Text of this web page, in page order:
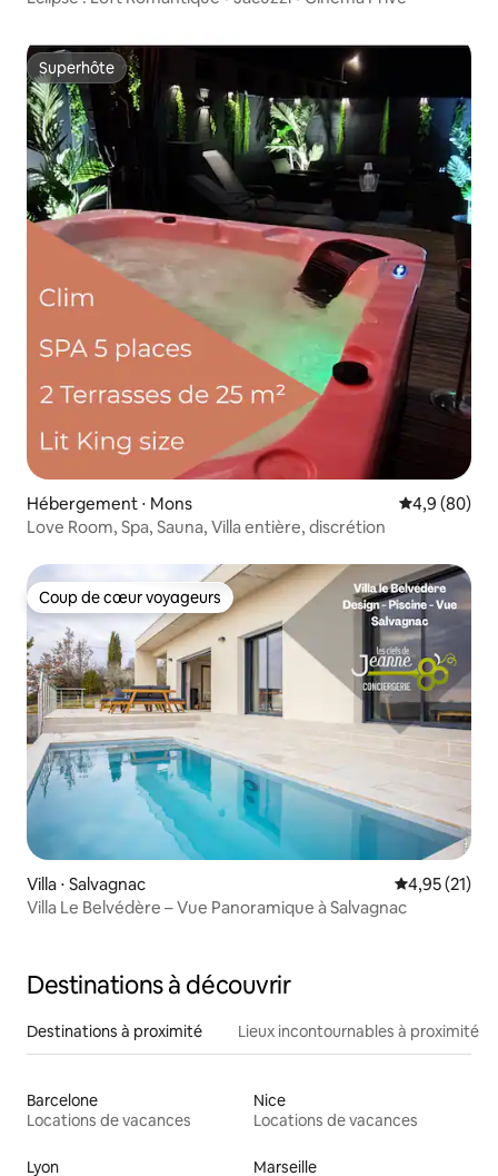
Superhôte
Superhôte
Hébergement ⋅ Mons Évaluation
4,9 (80)
Love Room, Spa, Sauna, Villa entière, discrétion
Coup de cœur voyageurs
Coup de cœur voyageurs
Villa ⋅ Salvagnac Évaluation
4,95 (21)
Villa Le Belvédère – Vue Panoramique à Salvagnac
Destinations à découvrir
Destinations à proximité Lieux incontournables à proximité
Barcelone
Locations de vacances
Nice
Locations de vacances
Lyon
Marseille